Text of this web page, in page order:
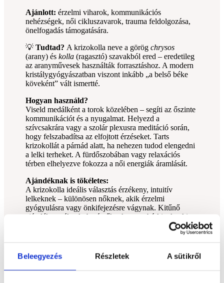
Beleegyezés Részletek A sütikről
Ajánlott:érzelmi viharok, kommunikációs
nehézségek, női cikluszavarok, trauma feldolgozása,
önelfogadás támogatására.
💡Tudtad? A krizokolla neve a görögchrysos
(arany) éskolla (ragasztó) szavakból ered – eredetileg
az aranyművesek használták forrasztáshoz. A modern
kristálygyógyászatban viszont inkább „a belső béke
köveként” vált ismertté.
Hogyan használd?
Viseld medálként a torok közelében – segíti az őszinte
kommunikációt és a nyugalmat. Helyezd a
szívcsakrára vagy a szolár plexusra meditáció során,
hogy felszabadítsa az elfojtott érzéseket. Tarts
krizokollát a párnád alatt, ha nehezen tudod elengedni
a lelki terheket. A fürdőszobában vagy relaxációs
térben elhelyezve fokozza a női energiák áramlását.
Ajándéknak is tökéletes:
A krizokolla ideális választás érzékeny, intuitív
lelkeknek – különösen nőknek, akik érzelmi
gyógyulásra vagy önkifejezésre vágynak. Kitűnő
ajándék anyáknak, barátnőknek, vagy bárkinek, akit
bátorítani szeretnél a belső ereje kibontakoztatásában.
Melyik horoszkóphoz illik?
A krizokolla legerősebben a Rák, Mérleg, Halak és
Ikrek jegyekhez kapcsolódik.